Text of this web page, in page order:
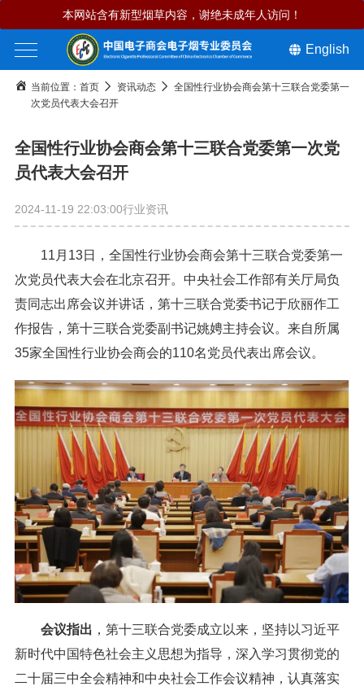
English
本网站含有新型烟草内容，谢绝未成年人访问！
当前位置： 首页 资讯动态
全国性行业协会商会第十三联合党委第一
次党员代表大会召开
全国性行业协会商会第十三联合党委第一次党
员代表大会召开
2024-11-19 22:03:00行业资讯
11月13日，全国性行业协会商会第十三联合党委第一
次党员代表大会在北京召开。中央社会工作部有关厅局负
责同志出席会议并讲话，第十三联合党委书记于欣丽作工
作报告，第十三联合党委副书记姚娉主持会议。来自所属
35家全国性行业协会商会的110名党员代表出席会议。
会议指出 ，第十三联合党委成立以来，坚持以习近平
新时代中国特色社会主义思想为指导，深入学习贯彻党的
二十届三中全会精神和中央社会工作会议精神，认真落实